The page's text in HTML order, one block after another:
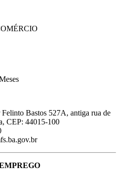
Bastos 527A, antiga rua de
CEP: 44015-100